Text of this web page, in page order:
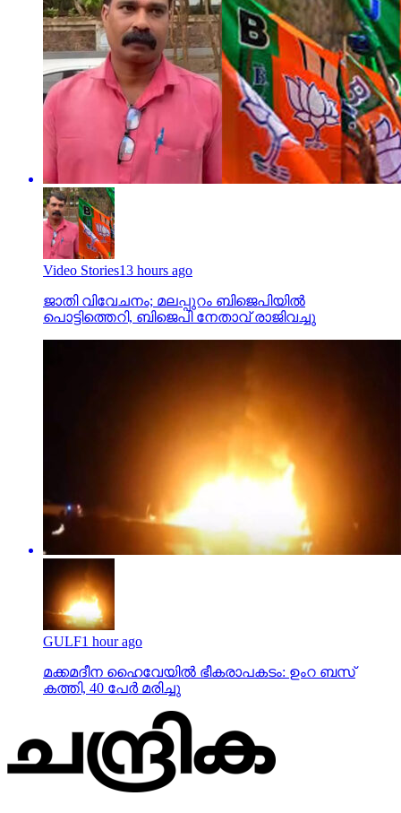
Video Stories13 hours ago
ജാതി വിവേചനം; മലപ്പുറം ബിജെപിയില്‍
പൊട്ടിത്തെറി, ബിജെപി നേതാവ് രാജിവച്ചു
GULF1 hour ago
മക്കമദീന ഹൈവേയില്‍ ഭീകരാപകടം: ഉംറ ബസ്
കത്തി, 40 പേര്‍ മരിച്ചു